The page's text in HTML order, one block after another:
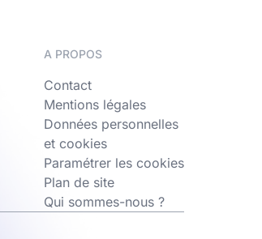
A PROPOS
Contact
Mentions légales
Données personnelles
et cookies
Paramétrer les cookies
Plan de site
Qui sommes-nous ?